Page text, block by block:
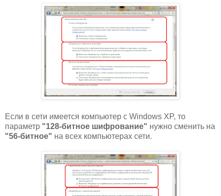
Если в сети имеется компьютер с Windows XP, то
параметр "128-битное шифрование" нужно сменить на
"56-битное" на всех компьютерах сети.